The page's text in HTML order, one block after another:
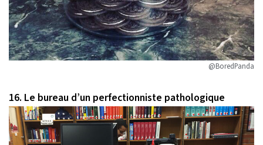
@BoredPanda
16. Le bureau d’un perfectionniste pathologique